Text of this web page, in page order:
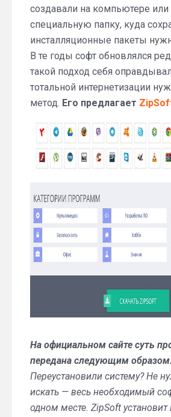
создавали на компьютере
специальную папку, куда
инсталляционные пакеты
В те годы софт обновлялся
такой подход себя
тотальной интернетизации
метод. Его предлагает
На официальном сайте суть
передана следующим
Переустановили систему? Не
искать — весь необходимый
одном месте. ZipSoft